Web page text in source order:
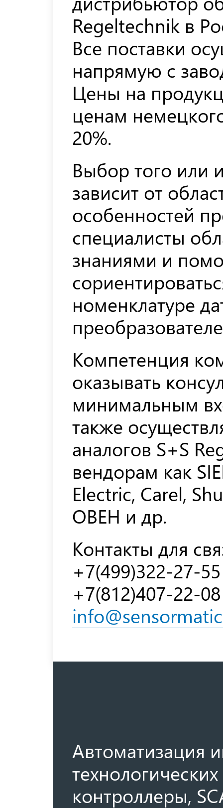
Regeltechnik в
Все поставки
напрямую с
Цены на
ценам
20%.
Выбор того или
зависит от
особенностей
специалисты
знаниями и
номенклатуре
Компетенция
оказывать
минимальным
также
аналогов S+S
вендорам как
Electric, Carel,
ОВЕН и др.
Контакты для
+7(499)322-27-55
+7(812)407-22-08
Автоматизация
контроллеры,